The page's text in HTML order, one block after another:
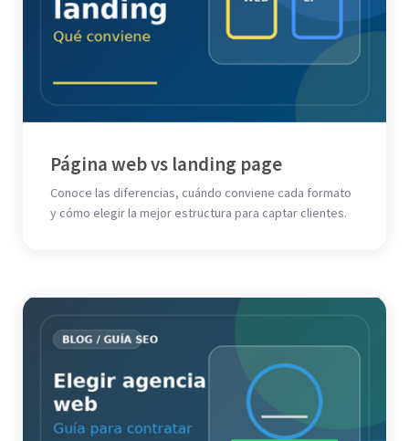
Página web vs landing page
Conoce las diferencias, cuándo conviene cada formato
y cómo elegir la mejor estructura para captar clientes.